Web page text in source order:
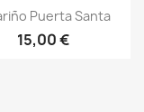
Vista rápida
Puerta Santa
15,00 €